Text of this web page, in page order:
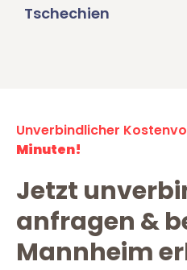
Tschechien
Unverbindlicher
Minuten!
Jetzt
anfragen &
Mannheim